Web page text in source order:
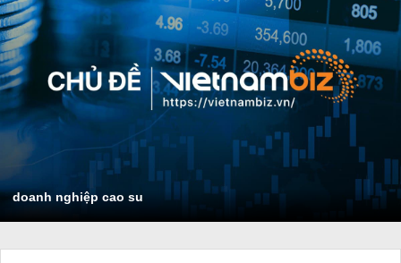
doanh nghiệp cao su